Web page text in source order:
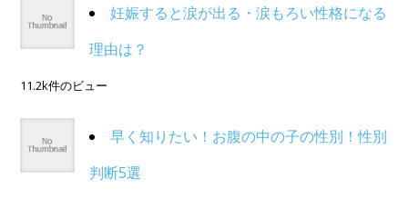
妊娠すると涙が出る・涙もろい性格になる
理由は？
11.2k件のビュー
早く知りたい！お腹の中の子の性別！性別
判断5選